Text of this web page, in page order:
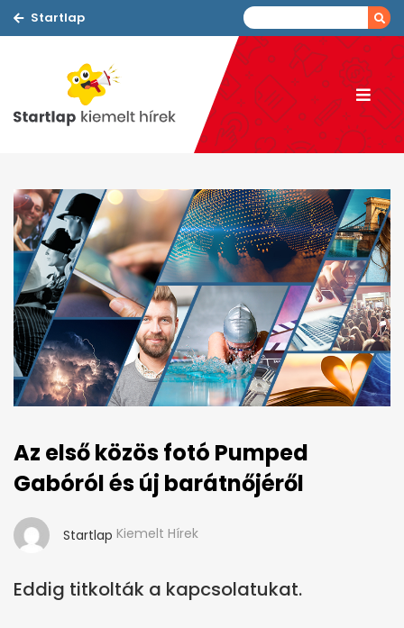
Startlap
Az első közös fotó Pumped
Gabóról és új barátnőjéről
Startlap Kiemelt Hírek
Eddig titkolták a kapcsolatukat.